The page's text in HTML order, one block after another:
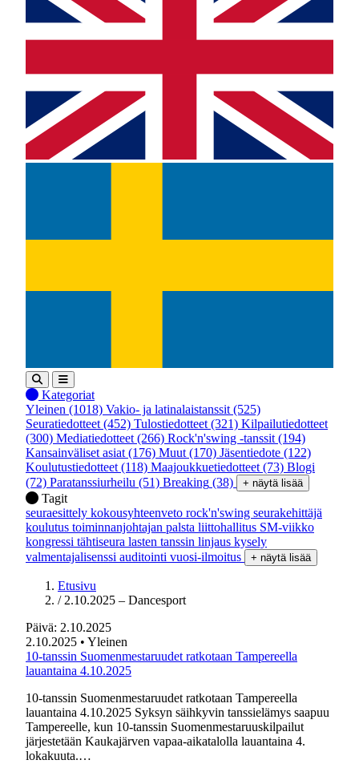
Kategoriat
Yleinen (1018) Vakio- ja latinalaistanssit (525)
Seuratiedotteet (452) Tulostiedotteet (321) Kilpailutiedotteet
(300) Mediatiedotteet (266) Rock'n'swing -tanssit (194)
Kansainväliset asiat (176) Muut (170) Jäsentiedote (122)
Koulutustiedotteet (118) Maajoukkuetiedotteet (73) Blogi
(72) Paratanssiurheilu (51) Breaking (38) + näytä lisää
Tagit
seuraesittely kokousyhteenveto rock'n'swing seurakehittäjä
koulutus toiminnanjohtajan palsta liittohallitus SM-viikko
kongressi tähtiseura lasten tanssin linjaus kysely
valmentajalisenssi auditointi vuosi-ilmoitus + näytä lisää
Etusivu
/ 2.10.2025 – Dancesport
Päivä: 2.10.2025
2.10.2025 • Yleinen
10-tanssin Suomenmestaruudet ratkotaan Tampereella
lauantaina 4.10.2025
10-tanssin Suomenmestaruudet ratkotaan Tampereella
lauantaina 4.10.2025 Syksyn säihkyvin tanssielämys saapuu
Tampereelle, kun 10-tanssin Suomenmestaruuskilpailut
järjestetään Kaukajärven vapaa-aikatalolla lauantaina 4.
lokakuuta.…